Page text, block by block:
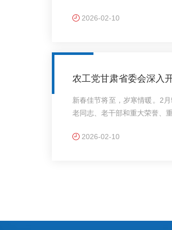
省政府文史研究馆馆员、甘肃
2026-02-10
农工党甘肃省委会深入
新春佳节将至，岁寒情暖。2
老同志、老干部和重大荣誉、
钧等老同志、老干部，与他们
2026-02-10